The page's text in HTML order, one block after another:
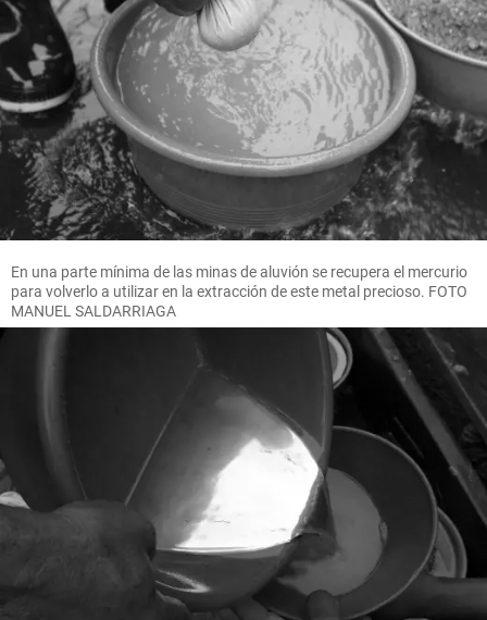
En una parte mínima de las minas de aluvión se recupera el mercurio
para volverlo a utilizar en la extracción de este metal precioso. FOTO
MANUEL SALDARRIAGA